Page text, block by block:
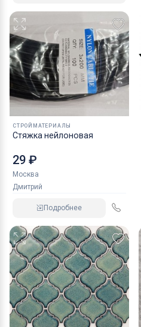
СТРОЙМАТЕРИАЛЫ
Стяжка нейлоновая
29 ₽
Москва
Дмитрий
Подробнее